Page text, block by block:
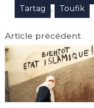
Tartag , Toufik
Article précédent